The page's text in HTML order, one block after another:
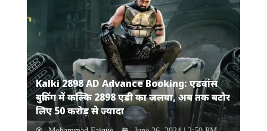
Kalki 2898 AD Advance Booking: एडवांस
बुकिंग में कल्कि 2898 एडी का जलवा, अब तक बटोर
लिए 50 करोड़ से ज्यादा